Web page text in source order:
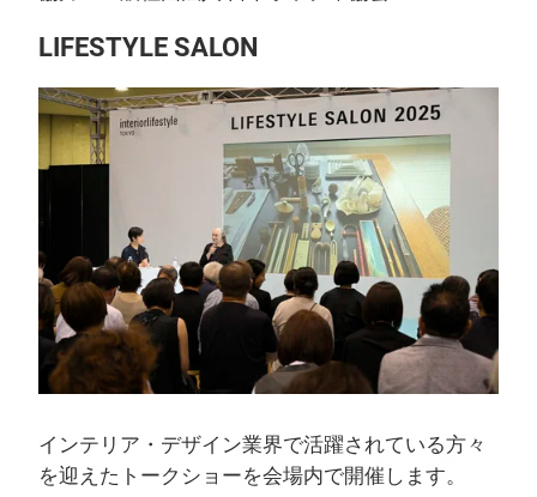
LIFESTYLE SALON
インテリア・デザイン業界で活躍されている方々
を迎えたトークショーを会場内で開催します。